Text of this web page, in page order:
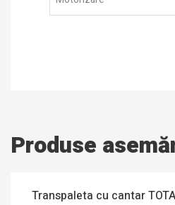
Produse
Transpaleta cu cantar